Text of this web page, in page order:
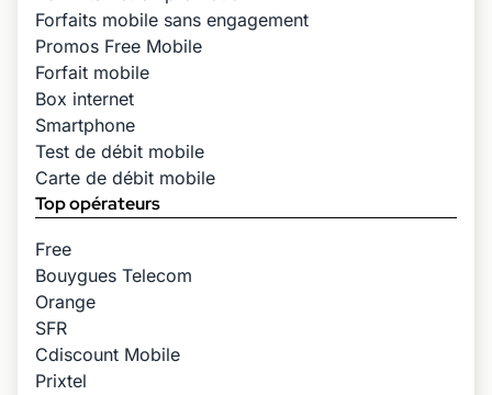
Forfaits mobile sans engagement
Promos Free Mobile
Forfait mobile
Box internet
Smartphone
Test de débit mobile
Carte de débit mobile
Top opérateurs
Free
Bouygues Telecom
Orange
SFR
Cdiscount Mobile
Prixtel